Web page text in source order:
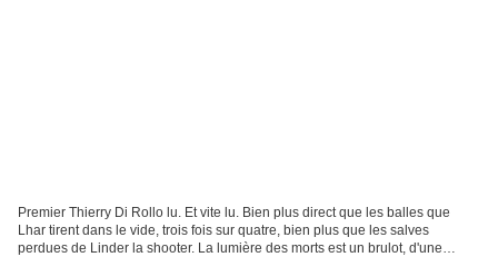
Premier Thierry Di Rollo lu. Et vite lu. Bien plus direct que les balles que
Lhar tirent dans le vide, trois fois sur quatre, bien plus que les salves
perdues de Linder la shooter. La lumière des morts est un brulot, d'une